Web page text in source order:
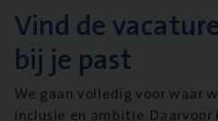
Vind de
bij je past
We gaan volledig voor waar
inclusie en ambitie.